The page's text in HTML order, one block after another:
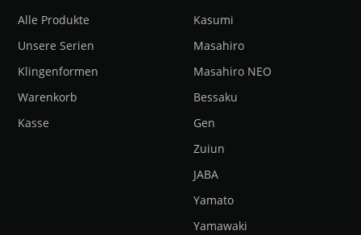
Alle Produkte
Unsere Serien
Klingenformen
Warenkorb
Kasse
Kasumi
Masahiro
Masahiro NEO
Bessaku
Gen
Zuiun
JABA
Yamato
Yamawaki